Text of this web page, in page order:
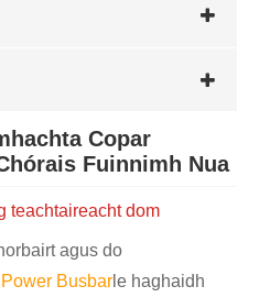
Copar
Fuinnimh Nua
teachtaireacht dom
agus do
Busbar le haghaidh